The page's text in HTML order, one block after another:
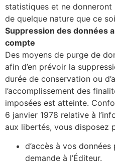
statistiques et ne
de quelque nature que ce
Suppression des données
compte
Des moyens de purge de
afin d’en prévoir la
durée de conservation ou
l’accomplissement des
imposées est atteinte.
6 janvier 1978 relative à
aux libertés, vous disposez
d’accès à vos
demande à l’Éditeur.